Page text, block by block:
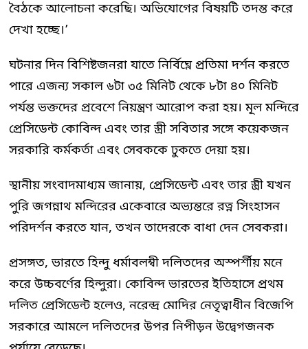
বৈঠকে আলোচনা করেছি। অভিযোগের বিষয়টি তদন্ত করে
দেখা হচ্ছে।’
ঘটনার দিন বিশিষ্টজনরা যাতে নির্বিঘ্নে প্রতিমা দর্শন করতে
পারে এজন্য সকাল ৬টা ৩৫ মিনিট থেকে ৮টা ৪০ মিনিট
পর্যন্ত ভক্তদের প্রবেশে নিয়ন্ত্রণ আরোপ করা হয়। মূল মন্দিরে
প্রেসিডেন্ট কোবিন্দ এবং তার স্ত্রী সবিতার সঙ্গে কয়েকজন
সরকারি কর্মকর্তা এবং সেবককে ঢুকতে দেয়া হয়।
স্থানীয় সংবাদমাধ্যম জানায়, প্রেসিডেন্ট এবং তার স্ত্রী যখন
পুরি জগন্নাথ মন্দিরের একেবারে অভ্যন্তরে রত্ন সিংহাসন
পরিদর্শন করতে যান, তখন তাদেরকে বাধা দেন সেবকরা।
প্রসঙ্গত, ভারতে হিন্দু ধর্মাবলম্বী দলিতদের অস্পর্শীয় মনে
করে উচ্চবর্ণের হিন্দুরা। কোবিন্দ ভারতের ইতিহাসে প্রথম
দলিত প্রেসিডেন্ট হলেও, নরেন্দ্র মোদির নেতৃত্বাধীন বিজেপি
সরকারে আমলে দলিতদের উপর নিপীড়ন উদ্বেগজনক